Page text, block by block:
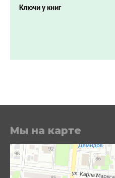
Ключи у книг
Мы на карте